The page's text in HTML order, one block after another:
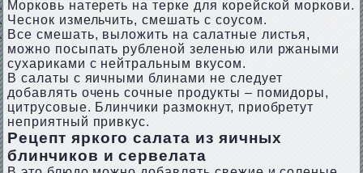
Морковь натереть на терке для корейской моркови.
Чеснок измельчить, смешать с соусом.
Все смешать, выложить на салатные листья,
можно посыпать рубленой зеленью или ржаными
сухариками с нейтральным вкусом.
В салаты с яичными блинами не следует
добавлять очень сочные продукты – помидоры,
цитрусовые. Блинчики размокнут, приобретут
неприятный привкус.
Рецепт яркого салата из яичных
блинчиков и сервелата